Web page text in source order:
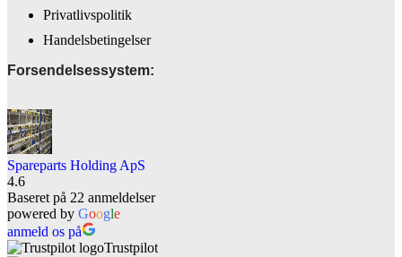
Privatlivspolitik
Handelsbetingelser
Forsendelsessystem:
Spareparts Holding ApS
4.6
Baseret på 22 anmeldelser
powered by Google
anmeld os på
Trustpilot